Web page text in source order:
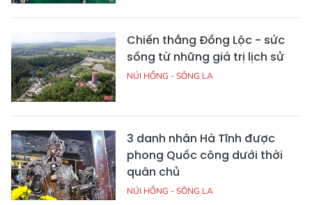
Chiến thắng Đồng Lộc - sức
sống từ những giá trị lịch sử
NÚI HỒNG - SÔNG LA
3 danh nhân Hà Tĩnh được
phong Quốc công dưới thời
quân chủ
NÚI HỒNG - SÔNG LA